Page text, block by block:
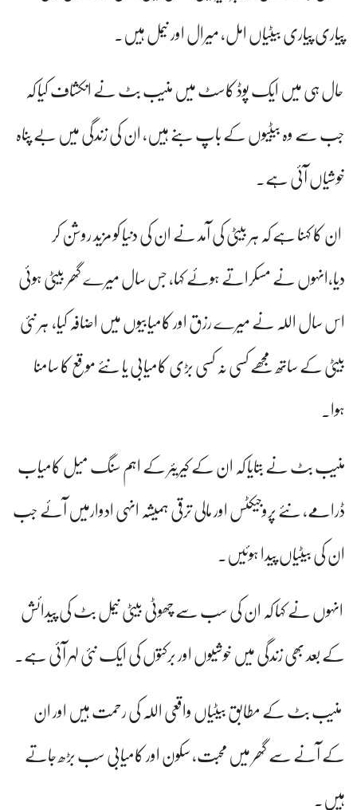
پیاری پیاری بیٹیاں امل، میرال اور نیمل ہیں۔
حال ہی میں ایک پوڈ کاسٹ میں منیب بٹ نے انکشاف کیا کہ
جب سے وہ بیٹیوں کے باپ بنے ہیں، ان کی زندگی میں بے پناہ
خوشیاں آئی ہے۔
ان کا کہنا ہے کہ ہر بیٹی کی آمد نے ان کی دنیا کو مزید روشن کر
دیا،انہوں نے مسکراتے ہوئے کہا، جس سال میرے گھر بیٹی ہوئی
اس سال اللہ نے میرے رزق اور کامیابیوں میں اضافہ کیا،ہر نئی
بیٹی کے ساتھ مجھے کسی نہ کسی بڑی کامیابی یا نئے موقع کا سامنا
ہوا۔
منیب بٹ نے بتایا کہ ان کے کیریئر کے اہم سنگ میل کامیاب
ڈرامے، نئے پروجیکٹس اور مالی ترقی ہمیشہ انہی ادوارمیں آئے جب
ان کی بیٹیاں پیدا ہوئیں۔
انہوں نے کہا کہ ان کی سب سے چھوٹی بیٹی نیمل بٹ کی پیدائش
کے بعد بھی زندگی میں خوشیوں اور برکتوں کی ایک نئی لہر آئی ہے۔
منیب بٹ کے مطابق بیٹیاں واقعی اللہ کی رحمت ہیں اور ان
کے آنے سے گھر میں محبت، سکون اور کامیابی سب بڑھ جاتے
ہیں۔